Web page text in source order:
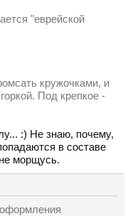
"еврейской
кружочками, и
Под крепкое -
:) Не знаю, почему,
в составе
морщусь.